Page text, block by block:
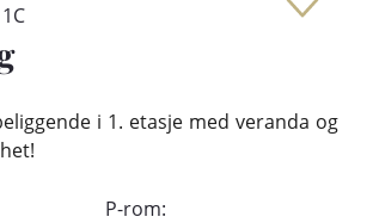
i 1. etasje med veranda og
P-rom: